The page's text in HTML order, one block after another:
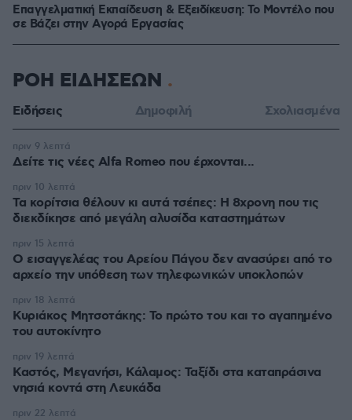
Επαγγελματική Εκπαίδευση & Εξειδίκευση: Το Mοντέλο που
σε Bάζει στην Aγορά Eργασίας
ΡΟΗ ΕΙΔΗΣΕΩΝ
Ειδήσεις Δημοφιλή Σχολιασμένα
Δείτε τις νέες Alfa Romeo που έρχονται...
πριν 9 λεπτά
Τα κορίτσια θέλουν κι αυτά τσέπες: Η 8χρονη που τις
διεκδίκησε από μεγάλη αλυσίδα καταστημάτων
πριν 10 λεπτά
Ο εισαγγελέας του Αρείου Πάγου δεν ανασύρει από το
αρχείο την υπόθεση των τηλεφωνικών υποκλοπών
πριν 15 λεπτά
Κυριάκος Μητσοτάκης: Το πρώτο του και το αγαπημένο
του αυτοκίνητο
πριν 18 λεπτά
Καστός, Μεγανήσι, Κάλαμος: Ταξίδι στα καταπράσινα
νησιά κοντά στη Λευκάδα
πριν 19 λεπτά
πριν 22 λεπτά